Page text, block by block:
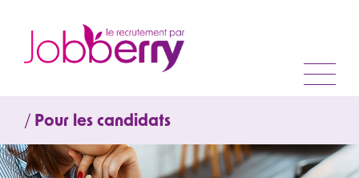
/ Pour les candidats